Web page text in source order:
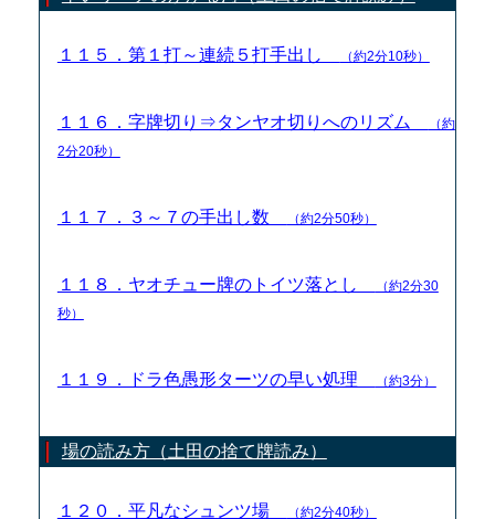
１１５．第１打～連続５打手出し （約2分10秒）
１１６．字牌切り⇒タンヤオ切りへのリズム
（約
2分20秒）
１１７．３～７の手出し数 （約2分50秒）
１１８．ヤオチュー牌のトイツ落とし
（約2分30
秒）
１１９．ドラ色愚形ターツの早い処理 （約3分）
場の読み方（土田の捨て牌読み）
１２０．平凡なシュンツ場 （約2分40秒）